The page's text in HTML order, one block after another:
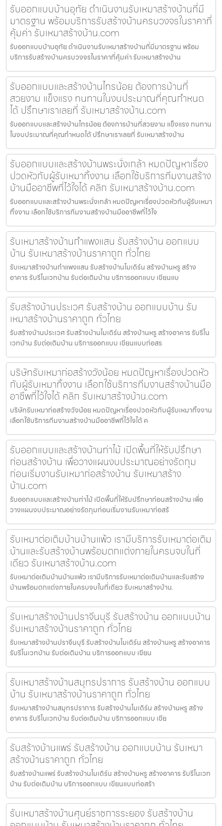
รับออกแบบบ้านอุทัย ดำเนินงานรับเหมาสร้างบ้านที่มี
มาตรฐาน พร้อมบริการรับสร้างบ้านครบวงจรในราคาที่
คุ้มค่า รับเหมาสร้างบ้าน.com
รับออกแบบบ้านอุทัย ดำเนินงานรับเหมาสร้างบ้านที่มีมาตรฐาน พร้อม
บริการรับสร้างบ้านครบวงจรในราคาที่คุ้มค่า รับเหมาสร้างบ้าน
รับออกแบบและสร้างบ้านไทรน้อย ต้องการบ้านที่
สวยงาม แข็งแรง ทนทานในงบประมาณที่คุณกำหนด
ได้ ปรึกษาเราเลยที่ รับเหมาสร้างบ้าน.com
รับออกแบบและสร้างบ้านไทรน้อย ต้องการบ้านที่สวยงาม แข็งแรง ทนทาน
ในงบประมาณที่คุณกำหนดได้ ปรึกษาเราเลยที่ รับเหมาสร้างบ้าน
รับออกแบบและสร้างบ้านพระนั่งเกล้า หมดปัญหาเรื่อง
ปวดหัวกับผู้รับเหมาทิ้งงาน เลือกใช้บริการทีมงานสร้าง
บ้านมืออาชีพที่ไว้ใจได้ คลิก รับเหมาสร้างบ้าน.com
รับออกแบบและสร้างบ้านพระนั่งเกล้า หมดปัญหาเรื่องปวดหัวกับผู้รับเหมา
ทิ้งงาน เลือกใช้บริการทีมงานสร้างบ้านมืออาชีพที่ไว้ใจ
รับเหมาสร้างบ้านกำแพงแสน รับสร้างบ้าน ออกแบบ
บ้าน รับเหมาสร้างบ้านราคาถูก ทั่วไทย
รับเหมาสร้างบ้านกำแพงแสน รับสร้างบ้านโมเดิร์น สร้างบ้านหรู สร้าง
อาคาร รับรีโนเวทบ้าน รับต่อเติมบ้าน บริการออกแบบ เขียนแบ
รับสร้างบ้านประเวศ รับสร้างบ้าน ออกแบบบ้าน รับ
เหมาสร้างบ้านราคาถูก ทั่วไทย
รับสร้างบ้านประเวศ รับสร้างบ้านโมเดิร์น สร้างบ้านหรู สร้างอาคาร รับรีโน
เวทบ้าน รับต่อเติมบ้าน บริการออกแบบ เขียนแบบก่อสร
บริษัทรับเหมาก่อสร้างวังน้อย หมดปัญหาเรื่องปวดหัว
กับผู้รับเหมาทิ้งงาน เลือกใช้บริการทีมงานสร้างบ้านมือ
อาชีพที่ไว้ใจได้ คลิก รับเหมาสร้างบ้าน.com
บริษัทรับเหมาก่อสร้างวังน้อย หมดปัญหาเรื่องปวดหัวกับผู้รับเหมาทิ้งงาน
เลือกใช้บริการทีมงานสร้างบ้านมืออาชีพที่ไว้ใจได้ ค
รับออกแบบและสร้างบ้านท่าไม้ เปิดพื้นที่ให้รับปรึกษา
ก่อนสร้างบ้าน เพื่อวางแผนงบประมาณอย่างรัดกุม
ก่อนเริ่มงานรับเหมาก่อสร้างบ้าน รับเหมาสร้าง
บ้าน.com
รับออกแบบและสร้างบ้านท่าไม้ เปิดพื้นที่ให้รับปรึกษาก่อนสร้างบ้าน เพื่อ
วางแผนงบประมาณอย่างรัดกุมก่อนเริ่มงานรับเหมาก่อสร้
รับเหมาต่อเติมบ้านบ้านแพ้ว เรามีบริการรับเหมาต่อเติม
บ้านและรับสร้างบ้านพร้อมตกแต่งภายในครบจบในที่
เดียว รับเหมาสร้างบ้าน.com
รับเหมาต่อเติมบ้านบ้านแพ้ว เรามีบริการรับเหมาต่อเติมบ้านและรับสร้าง
บ้านพร้อมตกแต่งภายในครบจบในที่เดียว รับเหมาสร้างบ้าน.
รับเหมาสร้างบ้านปราจีนบุรี รับสร้างบ้าน ออกแบบบ้าน
รับเหมาสร้างบ้านราคาถูก ทั่วไทย
รับเหมาสร้างบ้านปราจีนบุรี รับสร้างบ้านโมเดิร์น สร้างบ้านหรู สร้างอาคาร
รับรีโนเวทบ้าน รับต่อเติมบ้าน บริการออกแบบ เขียน
รับเหมาสร้างบ้านสมุทรปราการ รับสร้างบ้าน ออกแบบ
บ้าน รับเหมาสร้างบ้านราคาถูก ทั่วไทย
รับเหมาสร้างบ้านสมุทรปราการ รับสร้างบ้านโมเดิร์น สร้างบ้านหรู สร้าง
อาคาร รับรีโนเวทบ้าน รับต่อเติมบ้าน บริการออกแบบ เขีย
รับสร้างบ้านแพร่ รับสร้างบ้าน ออกแบบบ้าน รับเหมา
สร้างบ้านราคาถูก ทั่วไทย
รับสร้างบ้านแพร่ รับสร้างบ้านโมเดิร์น สร้างบ้านหรู สร้างอาคาร รับรีโนเวท
บ้าน รับต่อเติมบ้าน บริการออกแบบ เขียนแบบก่อสร้า
รับเหมาสร้างบ้านศุนย์ราชการระยอง รับสร้างบ้าน